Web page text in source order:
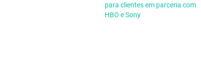
para clientes em parceria com
HBO e Sony